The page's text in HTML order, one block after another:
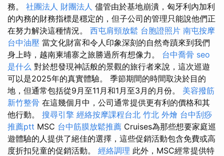
務。 社團法人 財團法人 儘管由於基地崩潰，匈牙利內加利
的內務的財務指標是穩定的，但子公司的管理只能說他們正
在努力解決這種情況。 西屯肩頸放鬆 台胞證照片 南屯按摩
台中油壓 當文化財富和令人印象深刻的自然奇蹟來到我們
身上時，越南柬埔寨之旅勝過所有想像力。 台中喬骨 seo
是什么 對於想發現神話般的景觀的旅行者來說，這次巡遊
可以是2025年的真實體驗。 季節期間的時間取決於目的
地，但通常包括從9月至11月和1月至3月的月份。 美容撥筋
新竹整骨 在這幾個月中，公司通常提供更有利的價格和其
他行動。 搜尋引擎 經絡按摩課程台北 竹北 外燴 台中刮痧
推薦ptt MSC 台中筋膜放鬆推薦 Cruises為那些想要家庭巡
遊體驗的人提供了絕佳的選擇，這些促銷活動包含免費或高
度折扣兒童的促銷活動。 經絡調理 此外，MSC經常提供特